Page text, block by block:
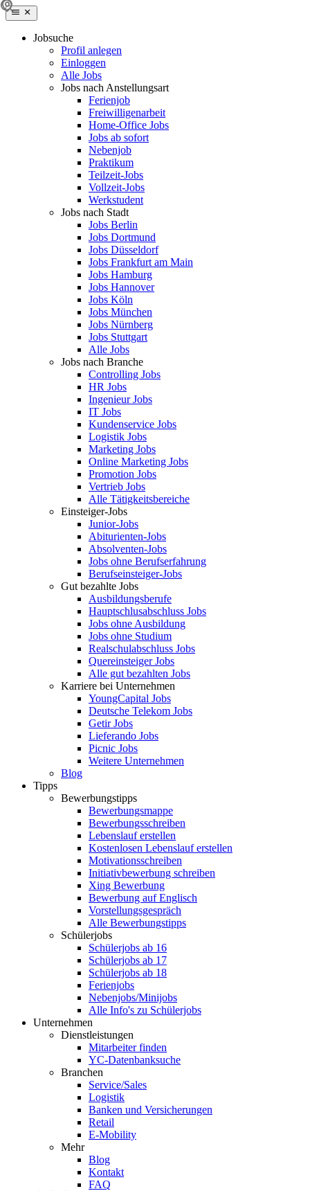
Jobsuche
Profil anlegen
Einloggen
Alle Jobs
Jobs nach Anstellungsart
Ferienjob
Freiwilligenarbeit
Home-Office Jobs
Jobs ab sofort
Nebenjob
Praktikum
Teilzeit-Jobs
Vollzeit-Jobs
Werkstudent
Jobs nach Stadt
Jobs Berlin
Jobs Dortmund
Jobs Düsseldorf
Jobs Frankfurt am Main
Jobs Hamburg
Jobs Hannover
Jobs Köln
Jobs München
Jobs Nürnberg
Jobs Stuttgart
Alle Jobs
Jobs nach Branche
Controlling Jobs
HR Jobs
Ingenieur Jobs
IT Jobs
Kundenservice Jobs
Logistik Jobs
Marketing Jobs
Online Marketing Jobs
Promotion Jobs
Vertrieb Jobs
Alle Tätigkeitsbereiche
Einsteiger-Jobs
Junior-Jobs
Abiturienten-Jobs
Absolventen-Jobs
Jobs ohne Berufserfahrung
Berufseinsteiger-Jobs
Gut bezahlte Jobs
Ausbildungsberufe
Hauptschlusabschluss Jobs
Jobs ohne Ausbildung
Jobs ohne Studium
Realschulabschluss Jobs
Quereinsteiger Jobs
Alle gut bezahlten Jobs
Karriere bei Unternehmen
YoungCapital Jobs
Deutsche Telekom Jobs
Getir Jobs
Lieferando Jobs
Picnic Jobs
Weitere Unternehmen
Blog
Tipps
Bewerbungstipps
Bewerbungsmappe
Bewerbungsschreiben
Lebenslauf erstellen
Kostenlosen Lebenslauf erstellen
Motivationsschreiben
Initiativbewerbung schreiben
Xing Bewerbung
Bewerbung auf Englisch
Vorstellungsgespräch
Alle Bewerbungstipps
Schülerjobs
Schülerjobs ab 16
Schülerjobs ab 17
Schülerjobs ab 18
Ferienjobs
Nebenjobs/Minijobs
Alle Info's zu Schülerjobs
Unternehmen
Dienstleistungen
Mitarbeiter finden
YC-Datenbanksuche
Branchen
Service/Sales
Logistik
Banken und Versicherungen
Retail
E-Mobility
Mehr
Blog
Kontakt
FAQ